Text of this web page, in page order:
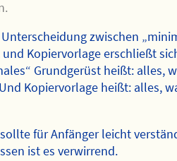
zwischen
Kopiervorlage erschließt
Grundgerüst heißt: alles,
Kopiervorlage heißt: alles,
für Anfänger leicht
ist es verwirrend.